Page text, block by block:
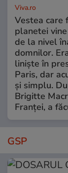
Viva.ro
Vestea care
planetei
de la nivel
domnilor.
liniște în
Paris, dar
și simplu.
Brigitte
Franței, a
GSP